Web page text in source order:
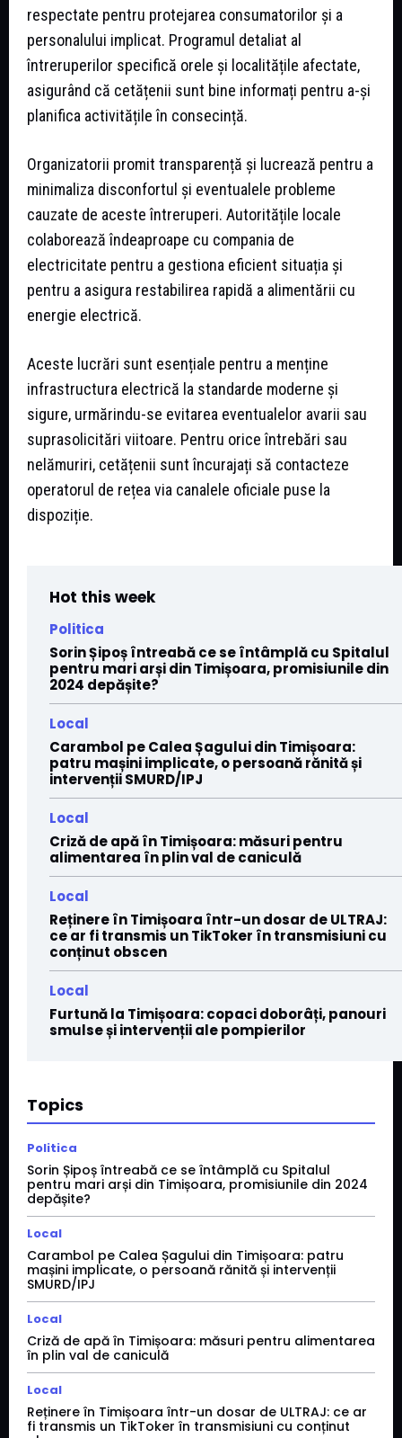
respectate pentru protejarea consumatorilor și a
personalului implicat. Programul detaliat al
întreruperilor specifică orele și localitățile afectate,
asigurând că cetățenii sunt bine informați pentru a-și
planifica activitățile în consecință.
Organizatorii promit transparență și lucrează pentru a
minimaliza disconfortul și eventualele probleme
cauzate de aceste întreruperi. Autoritățile locale
colaborează îndeaproape cu compania de
electricitate pentru a gestiona eficient situația și
pentru a asigura restabilirea rapidă a alimentării cu
energie electrică.
Aceste lucrări sunt esențiale pentru a menține
infrastructura electrică la standarde moderne și
sigure, urmărindu-se evitarea eventualelor avarii sau
suprasolicitări viitoare. Pentru orice întrebări sau
nelămuriri, cetățenii sunt încurajați să contacteze
operatorul de rețea via canalele oficiale puse la
dispoziție.
Hot this week
Politica
Sorin Șipoș întreabă ce se întâmplă cu Spitalul
pentru mari arși din Timișoara, promisiunile din
2024 depășite?
Local
Carambol pe Calea Șagului din Timișoara:
patru mașini implicate, o persoană rănită și
intervenții SMURD/IPJ
Local
Criză de apă în Timișoara: măsuri pentru
alimentarea în plin val de caniculă
Local
Reținere în Timișoara într-un dosar de ULTRAJ:
ce ar fi transmis un TikToker în transmisiuni cu
conținut obscen
Local
Furtună la Timișoara: copaci doborâți, panouri
smulse și intervenții ale pompierilor
Topics
Politica
Sorin Șipoș întreabă ce se întâmplă cu Spitalul
pentru mari arși din Timișoara, promisiunile din 2024
depășite?
Local
Carambol pe Calea Șagului din Timișoara: patru
mașini implicate, o persoană rănită și intervenții
SMURD/IPJ
Local
Criză de apă în Timișoara: măsuri pentru alimentarea
în plin val de caniculă
Local
Reținere în Timișoara într-un dosar de ULTRAJ: ce ar
fi transmis un TikToker în transmisiuni cu conținut